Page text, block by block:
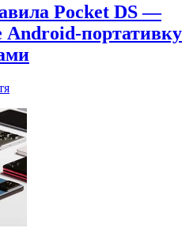
Pocket DS —
Android-портативку